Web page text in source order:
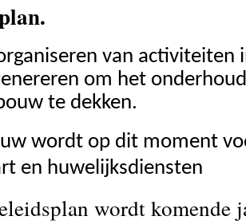
van activiteiten
om het
te dekken.
wordt op dit moment
en huwelijksdiensten
wordt komende